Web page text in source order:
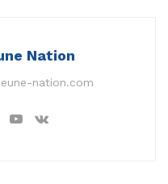
Nation
nation.com